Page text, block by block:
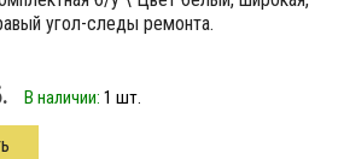
угол-следы ремонта.
В наличии: 1 шт.